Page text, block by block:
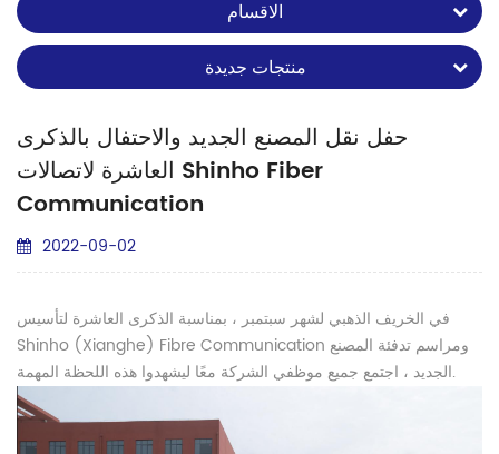
الاقسام
منتجات جديدة
حفل نقل المصنع الجديد والاحتفال بالذكرى
العاشرة لاتصالات Shinho Fiber
Communication
2022-09-02
في الخريف الذهبي لشهر سبتمبر ، بمناسبة الذكرى العاشرة لتأسيس
Shinho (Xianghe) Fibre Communication ومراسم تدفئة المصنع
الجديد ، اجتمع جميع موظفي الشركة معًا ليشهدوا هذه اللحظة المهمة.